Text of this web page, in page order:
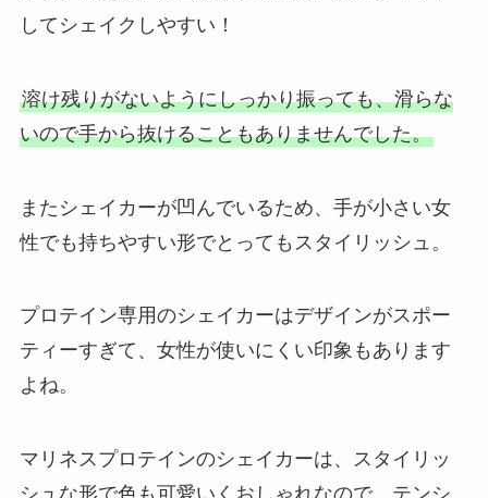
してシェイクしやすい！
溶け残りがないようにしっかり振っても、滑らな
いので手から抜けることもありませんでした。
またシェイカーが凹んでいるため、手が小さい女
性でも持ちやすい形でとってもスタイリッシュ。
プロテイン専用のシェイカーはデザインがスポー
ティーすぎて、女性が使いにくい印象もあります
よね。
マリネスプロテインのシェイカーは、スタイリッ